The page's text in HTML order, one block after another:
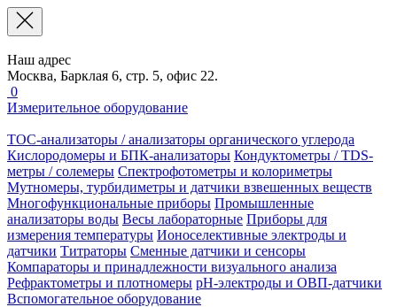
Наш адрес
Москва, Барклая 6, стр. 5, офис 22.
0
Измерительное оборудование
TOC-анализаторы / анализаторы органического углерода
Кислородомеры и БПК-анализаторы Кондуктометры / TDS-
метры / солемеры Спектрофотометры и колориметры
Мутномеры, турбидиметры и датчики взвешенных веществ
Многофункциональные приборы Промышленные
анализаторы воды Весы лабораторные Приборы для
измерения температуры Ионоселективные электроды и
датчики Титраторы Сменные датчики и сенсоры
Компараторы и принадлежности визуального анализа
Рефрактометры и плотномеры pH-электроды и ОВП-датчики
Вспомогательное оборудование